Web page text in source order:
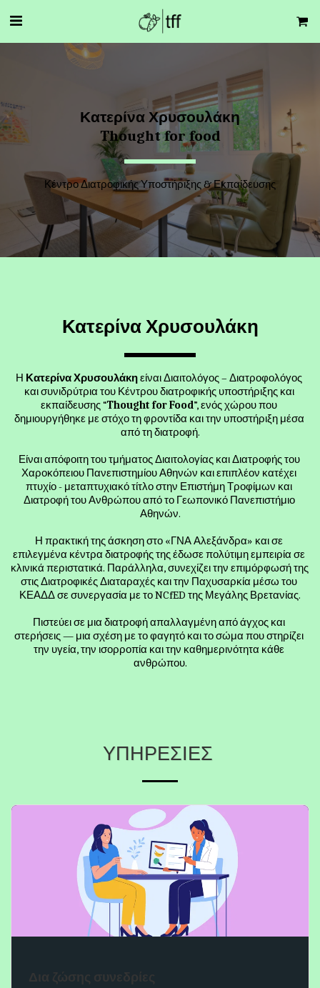
Κατερίνα Χρυσουλάκη
Thought for food
Κέντρο Διατροφικής Υποστήριξης & Εκπαίδευσης
Κατερίνα Χρυσουλάκη
Η Κατερίνα Χρυσουλάκη είναι Διαιτολόγος – Διατροφολόγος
και συνιδρύτρια του Κέντρου διατροφικής υποστήριξης και
εκπαίδευσης “Thought for Food”, ενός χώρου που
δημιουργήθηκε με στόχο τη φροντίδα και την υποστήριξη μέσα
από τη διατροφή.
Είναι απόφοιτη του τμήματος Διαιτολογίας και Διατροφής του
Χαροκόπειου Πανεπιστημίου Αθηνών και επιπλέον κατέχει
πτυχίο - μεταπτυχιακό τίτλο στην Επιστήμη Τροφίμων και
Διατροφή του Ανθρώπου από το Γεωπονικό Πανεπιστήμιο
Αθηνών.
Η πρακτική της άσκηση στο «ΓΝΑ Αλεξάνδρα» και σε
επιλεγμένα κέντρα διατροφής της έδωσε πολύτιμη εμπειρία σε
κλινικά περιστατικά. Παράλληλα, συνεχίζει την επιμόρφωσή της
στις Διατροφικές Διαταραχές και την Παχυσαρκία μέσω του
ΚΕΑΔΔ σε συνεργασία με το NCfED της Μεγάλης Βρετανίας.
Πιστεύει σε μια διατροφή απαλλαγμένη από άγχος και
στερήσεις — μια σχέση με το φαγητό και το σώμα που στηρίζει
την υγεία, την ισορροπία και την καθημερινότητα κάθε
ανθρώπου.
ΥΠΗΡΕΣΊΕΣ
Δια ζώσης συνεδρίες